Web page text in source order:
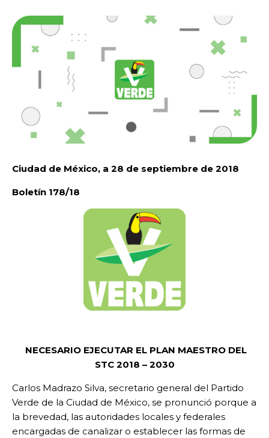
Ciudad de México, a 28 de septiembre de 2018
Boletín 178/18
NECESARIO EJECUTAR EL PLAN MAESTRO DEL
STC 2018 – 2030
Carlos Madrazo Silva, secretario general del Partido
Verde de la Ciudad de México, se pronunció porque a
la brevedad, las autoridades locales y federales
encargadas de canalizar o establecer las formas de